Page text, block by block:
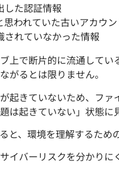
した認証情報
われていた古いアカウン
れていなかった情報
上で断片的に流通してい
がるとは限りません。
起きていないため、ファ
は起きていない」状態に
と、環境を理解するため
イバーリスクを分かりに